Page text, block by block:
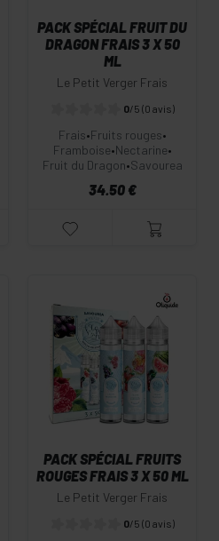
PACK SPÉCIAL FRUIT DU
DRAGON FRAIS 3 X 50
ML
Le Petit Verger Frais
0/5 (0 avis)
Frais•Fruits rouges•
Framboise•Nectarine•
Fruit du Dragon•Savourea
34.50 €
PACK SPÉCIAL FRUITS
ROUGES FRAIS 3 X 50 ML
Le Petit Verger Frais
0/5 (0 avis)